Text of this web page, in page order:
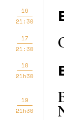
16
21:30
17
21:30
18
21h30
19
21h30